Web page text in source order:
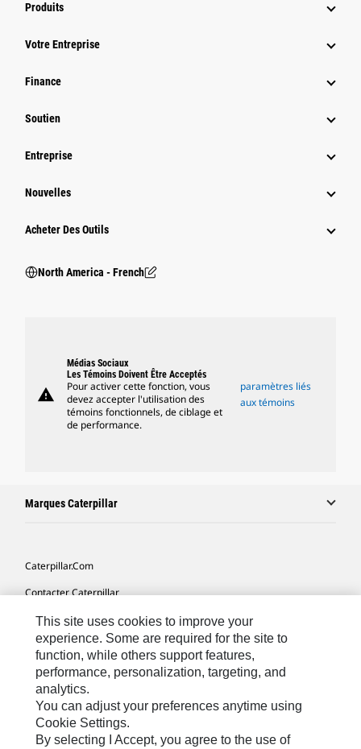
Produits
Votre Entreprise
Finance
Soutien
Entreprise
Nouvelles
Acheter Des Outils
North America - French
warning
Médias Sociaux
Les Témoins Doivent Être Acceptés
Pour activer cette fonction, vous
devez accepter l'utilisation des
témoins fonctionnels, de ciblage et
de performance.
paramètres liés
aux témoins
Marques Caterpillar
Caterpillar.com
Contacter Caterpillar
Mes Préférences Marketing
Plan Du Site
Cookie Settings
Légales
Confidentialité
This site uses cookies to improve your
experience. Some are required for the site to
function, while others support features,
performance, personalization, targeting, and
analytics.
You can adjust your preferences anytime using
Cookie Settings.
By selecting I Accept, you agree to the use of